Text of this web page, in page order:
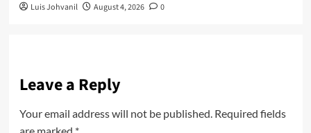
Luis Johvanil August 4, 2026 0
Leave a Reply
Your email address will not be published. Required fields